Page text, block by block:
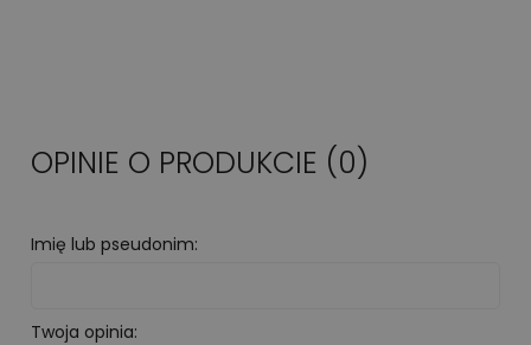
OPINIE O PRODUKCIE (0)
Imię lub pseudonim:
Twoja opinia: